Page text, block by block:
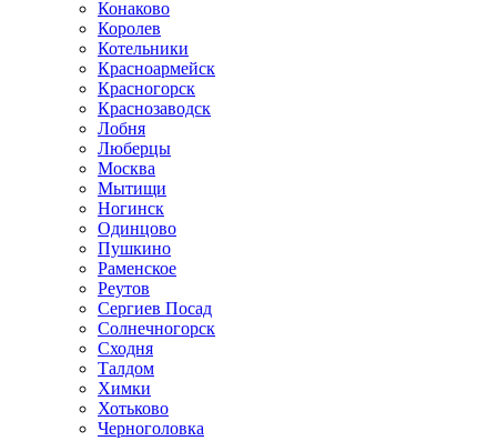
Конаково
Королев
Котельники
Красноармейск
Красногорск
Краснозаводск
Лобня
Люберцы
Москва
Мытищи
Ногинск
Одинцово
Пушкино
Раменское
Реутов
Сергиев Посад
Солнечногорск
Сходня
Талдом
Химки
Хотьково
Черноголовка